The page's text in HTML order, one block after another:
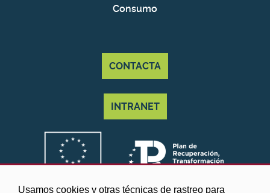
Usamos cookies y otras técnicas de rastreo para
Consumo
CONTACTA
INTRANET